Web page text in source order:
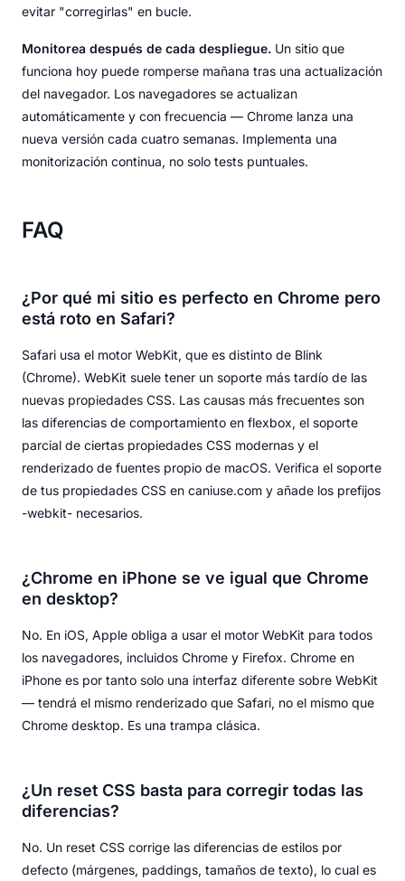
evitar "corregirlas" en bucle.
Monitorea después de cada despliegue. Un sitio que
funciona hoy puede romperse mañana tras una actualización
del navegador. Los navegadores se actualizan
automáticamente y con frecuencia — Chrome lanza una
nueva versión cada cuatro semanas. Implementa una
monitorización continua, no solo tests puntuales.
FAQ
¿Por qué mi sitio es perfecto en Chrome pero
está roto en Safari?
Safari usa el motor WebKit, que es distinto de Blink
(Chrome). WebKit suele tener un soporte más tardío de las
nuevas propiedades CSS. Las causas más frecuentes son
las diferencias de comportamiento en flexbox, el soporte
parcial de ciertas propiedades CSS modernas y el
renderizado de fuentes propio de macOS. Verifica el soporte
de tus propiedades CSS en caniuse.com y añade los prefijos
-webkit- necesarios.
¿Chrome en iPhone se ve igual que Chrome
en desktop?
No. En iOS, Apple obliga a usar el motor WebKit para todos
los navegadores, incluidos Chrome y Firefox. Chrome en
iPhone es por tanto solo una interfaz diferente sobre WebKit
— tendrá el mismo renderizado que Safari, no el mismo que
Chrome desktop. Es una trampa clásica.
¿Un reset CSS basta para corregir todas las
diferencias?
No. Un reset CSS corrige las diferencias de estilos por
defecto (márgenes, paddings, tamaños de texto), lo cual es